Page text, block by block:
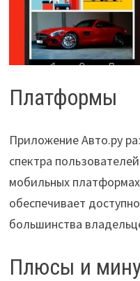
Платформы
Приложение Авто.ру
спектра
мобильных
обеспечивает
большинства
Плюсы и